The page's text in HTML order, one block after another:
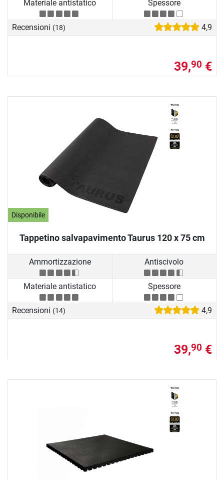
Materiale antistatico Spessore
Recensioni (18) 4,9
39,90 €
Disponibile
Tappetino salvapavimento Taurus 120 x 75 cm
Ammortizzazione Antiscivolo
Materiale antistatico Spessore
Recensioni (14) 4,9
39,90 €